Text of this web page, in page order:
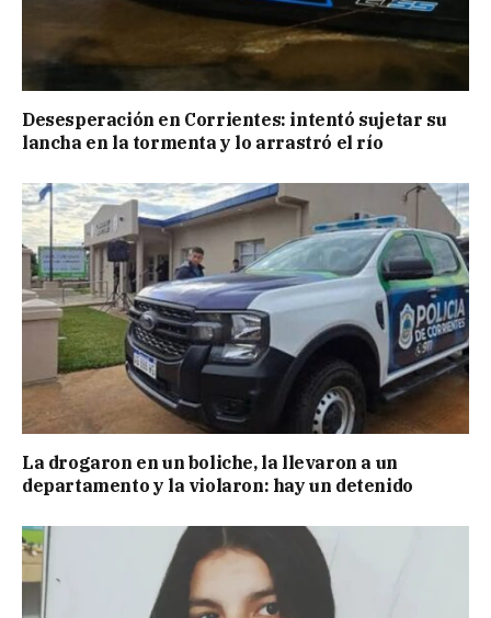
Desesperación en Corrientes: intentó sujetar su
lancha en la tormenta y lo arrastró el río
La drogaron en un boliche, la llevaron a un
departamento y la violaron: hay un detenido